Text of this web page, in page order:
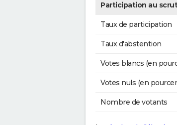
Participation au
Taux de participation
Taux d'abstention
Votes blancs (en
Votes nuls (en
Nombre de votants